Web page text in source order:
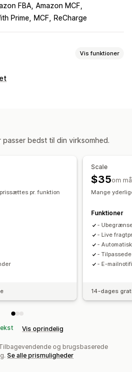
FBA Amazon MCF
Prime MCF ReCharge
Vis funktioner
Flere lagre
bedst til din virksomhed.
pr. funktion
Scale
$35om
Mange
Funktioner
-
- Live
-
-
- E-
14-dages
Vis oprindelig
og brugsbaserede
Se alle prismuligheder